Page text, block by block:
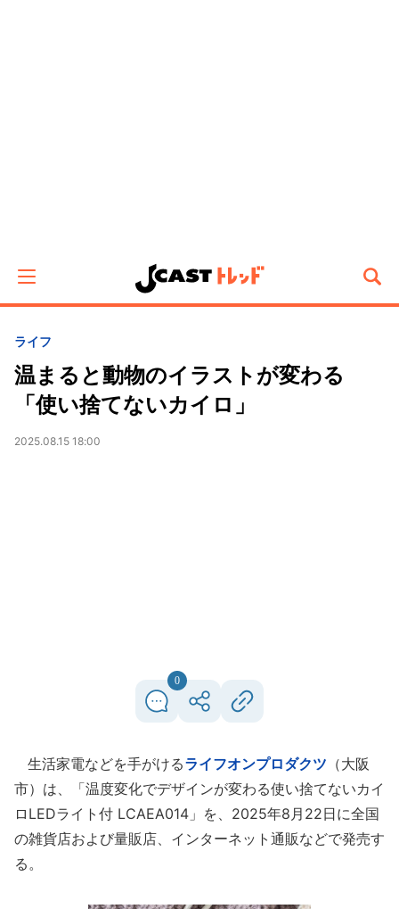
ライフ
温まると動物のイラストが変わる
「使い捨てないカイロ」
2025.08.15 18:00
0
生活家電などを手がけるライフオンプロダクツ （大阪
市）は、「温度変化でデザインが変わる使い捨てないカイ
ロLEDライト付 LCAEA014」を、2025年8月22日に全国
の雑貨店および量販店、インターネット通販などで発売す
る。